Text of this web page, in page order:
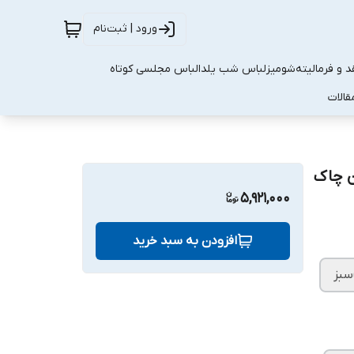
ورود | ثبت‌نام
و فرمالیتهشومیزلباس شب یلدالباس مجلسی کوتاه
چاک
سبز
5,921,000
افزودن به سبد خرید